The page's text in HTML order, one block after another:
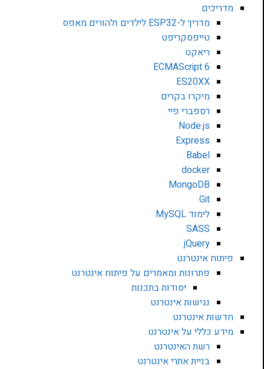
מדריכים
מדריך ל-ESP32 לילדים ולהורים מאפס
טייפסקריפט
ריאקט
ECMAScript 6
ES20XX
מיקרו בקרים
רספברי פיי
Node.js
Express
Babel
docker
MongoDB
Git
לימוד MySQL
SASS
jQuery
פיתוח אינטרנט
פתרונות ומאמרים על פיתוח אינטרנט
יסודות בתכנות
נגישות אינטרנט
חדשות אינטרנט
מידע כללי על אינטרנט
רשת האינטרנט
בניית אתרי אינטרנט